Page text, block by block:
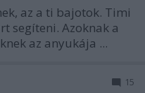
az a ti bajotok. Timi
segíteni. Azoknak a
az anyukája ...
15